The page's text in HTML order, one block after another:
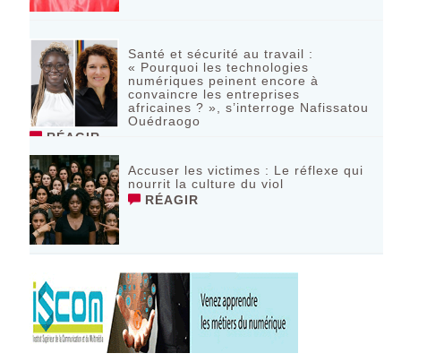
Santé et sécurité au travail :
« Pourquoi les technologies
numériques peinent encore à
convaincre les entreprises
africaines ? », s’interroge Nafissatou
Ouédraogo
RÉAGIR
Accuser les victimes : Le réflexe qui
nourrit la culture du viol
RÉAGIR